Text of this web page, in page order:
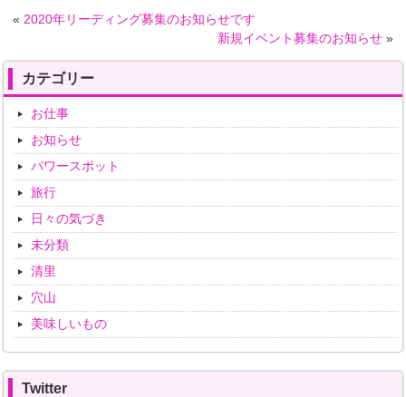
« 2020年リーディング募集のお知らせです
新規イベント募集のお知らせ»
カテゴリー
お仕事
お知らせ
パワースポット
旅行
日々の気づき
未分類
清里
穴山
美味しいもの
Twitter